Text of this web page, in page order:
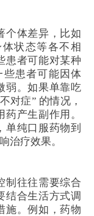
体差异，比如
状态等各不相
患者可能对某种
患者可能因体
弱。如果单靠吃
对症” 的情况，
产生副作用。
单纯口服药物到
治疗效果。​
往往需要综合
结合生活方式调
施。例如，药物